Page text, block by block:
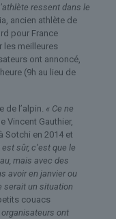
ressent dans le
ancien athlète de
pour France
les meilleures
ont annoncé,
(9h au lieu de
l’alpin. « Ce ne
Vincent Gauthier,
Sotchi en 2014 et
est sûr, c’est que le
mais avec des
avoir en janvier ou
serait un situation
couacs
organisateurs ont